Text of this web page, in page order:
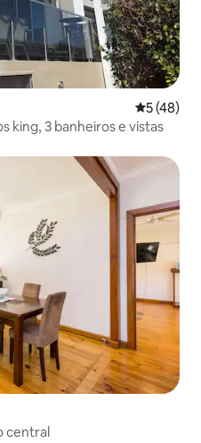
5 de uma
5 (48)
king, 3 banheiros e vistas
central